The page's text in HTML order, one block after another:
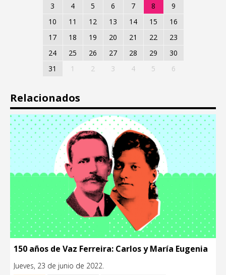
3
4 5 6 7 8
9
10
11 12 13 14 15
16
17
18 19 20 21 22
23
24
25 26 27 28 29
30
31
1 2 3 4 5 6
Relacionados
150 años de Vaz Ferreira: Carlos y María Eugenia
Jueves, 23 de junio de 2022.